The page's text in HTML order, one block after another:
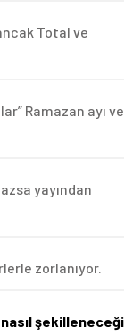
Total ve
Ramazan ayı ve
yayından
zorlanıyor.
şekilleneceği